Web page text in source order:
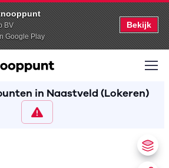
BV
Google Play
Bekijk
in Naastveld (Lokeren)